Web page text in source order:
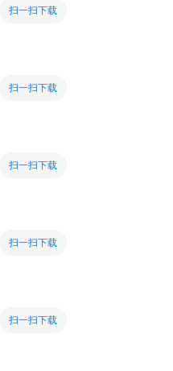
扫一扫下载
扫一扫下载
扫一扫下载
扫一扫下载
扫一扫下载